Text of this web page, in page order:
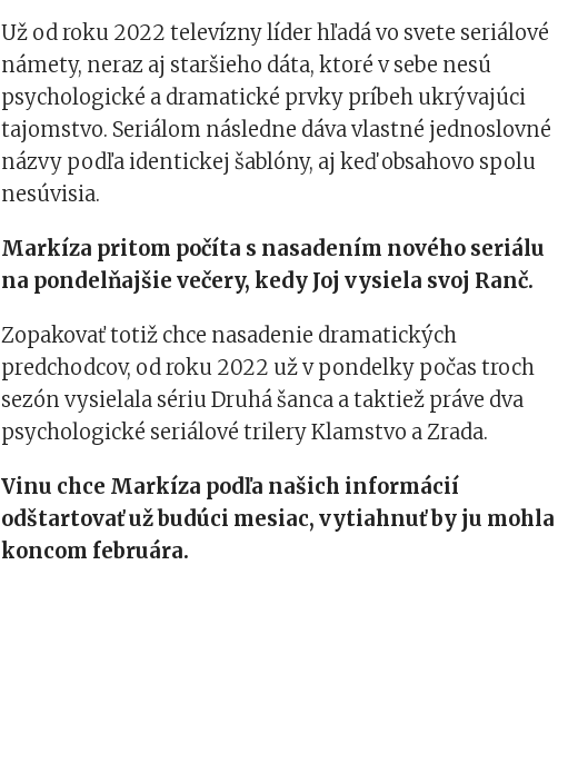
Už od roku 2022 televízny líder hľadá vo svete seriálové
námety, neraz aj staršieho dáta, ktoré v sebe nesú
psychologické a dramatické prvky príbeh ukrývajúci
tajomstvo. Seriálom následne dáva vlastné jednoslovné
názvy podľa identickej šablóny, aj keď obsahovo spolu
nesúvisia.
Markíza pritom počíta s nasadením nového seriálu
na pondelňajšie večery, kedy Joj vysiela svoj Ranč.
Zopakovať totiž chce nasadenie dramatických
predchodcov, od roku 2022 už v pondelky počas troch
sezón vysielala sériu Druhá šanca a taktiež práve dva
psychologické seriálové trilery Klamstvo a Zrada.
Vinu chce Markíza podľa našich informácií
odštartovať už budúci mesiac, vytiahnuť by ju mohla
koncom februára.